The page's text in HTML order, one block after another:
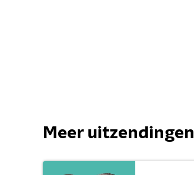
Meer uitzendingen